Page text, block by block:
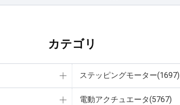
カテゴリ
ステッピングモーター(1697)
電動アクチュエータ(5767)